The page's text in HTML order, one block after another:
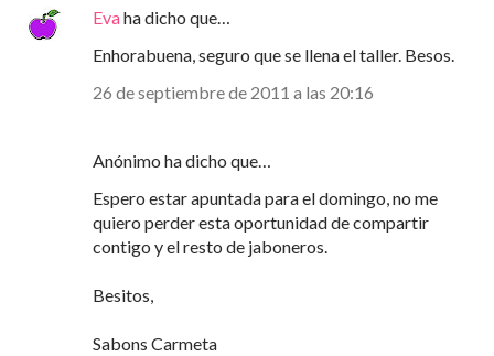
Evaha dicho que…
Enhorabuena, seguro que se llena el taller. Besos.
26 de septiembre de 2011 a las 20:16
Anónimo ha dicho que…
Espero estar apuntada para el domingo, no me
quiero perder esta oportunidad de compartir
contigo y el resto de jaboneros.
Besitos,
Sabons Carmeta